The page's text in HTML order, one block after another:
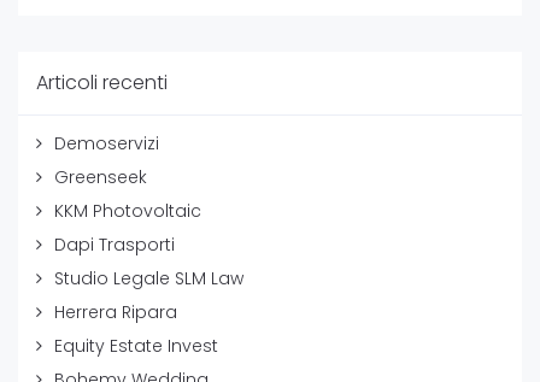
Articoli recenti
Demoservizi
Greenseek
KKM Photovoltaic
Dapi Trasporti
Studio Legale SLM Law
Herrera Ripara
Equity Estate Invest